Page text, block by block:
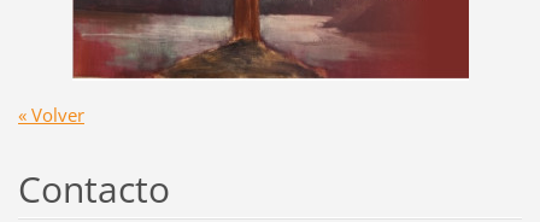
« Volver
Contacto